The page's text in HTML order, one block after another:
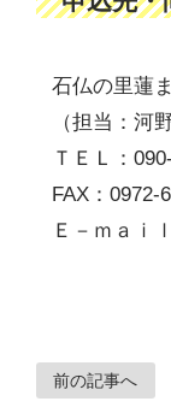
石仏の里蓮
（担当：河野
ＴＥＬ：
FAX：0972-
Ｅ－ｍａｉ
前の記事へ